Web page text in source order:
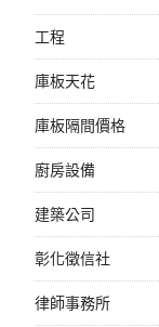
工程
庫板天花
庫板隔間價格
廚房設備
建築公司
彰化徵信社
律師事務所